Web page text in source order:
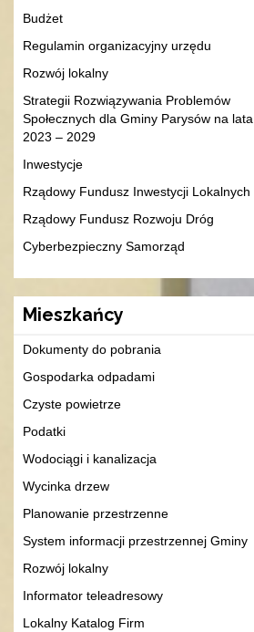
Budżet
Regulamin organizacyjny urzędu
Rozwój lokalny
Strategii Rozwiązywania Problemów
Społecznych dla Gminy Parysów na lata
2023 – 2029
Inwestycje
Rządowy Fundusz Inwestycji Lokalnych
Rządowy Fundusz Rozwoju Dróg
Cyberbezpieczny Samorząd
Mieszkańcy
Dokumenty do pobrania
Gospodarka odpadami
Czyste powietrze
Podatki
Wodociągi i kanalizacja
Wycinka drzew
Planowanie przestrzenne
System informacji przestrzennej Gminy
Rozwój lokalny
Informator teleadresowy
Lokalny Katalog Firm